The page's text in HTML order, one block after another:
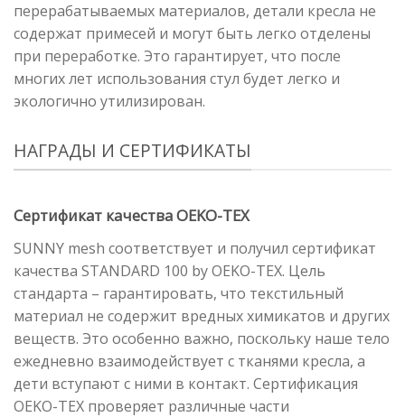
перерабатываемых материалов, детали кресла не
содержат примесей и могут быть легко отделены
при переработке. Это гарантирует, что после
многих лет использования стул будет легко и
экологично утилизирован.
НАГРАДЫ И СЕРТИФИКАТЫ
Сертификат качества OEKO-TEX
SUNNY mesh соответствует и получил сертификат
качества STANDARD 100 by OEKO-TEX. Цель
стандарта – гарантировать, что текстильный
материал не содержит вредных химикатов и других
веществ. Это особенно важно, поскольку наше тело
ежедневно взаимодействует с тканями кресла, а
дети вступают с ними в контакт. Сертификация
OEKO-TEX проверяет различные части